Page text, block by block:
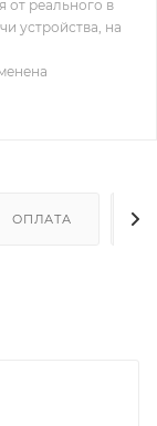
от реального в
устройства, на
ОПЛАТА